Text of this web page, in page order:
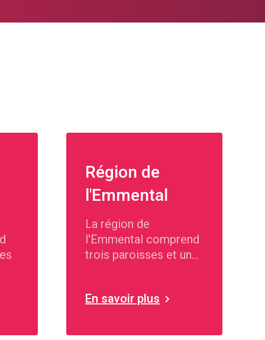
Région de
l'Emmental
La région de
l'Emmental comprend
trois paroisses et une
En savoir plus